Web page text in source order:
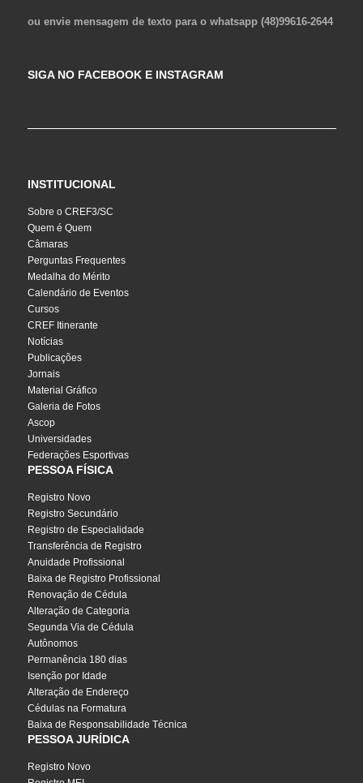
ou envie mensagem de texto para o whatsapp (48)99616-2644
SIGA NO FACEBOOK E INSTAGRAM
INSTITUCIONAL
Sobre o CREF3/SC
Quem é Quem
Câmaras
Perguntas Frequentes
Medalha do Mérito
Calendário de Eventos
Cursos
CREF Itinerante
Notícias
Publicações
Jornais
Material Gráfico
Galeria de Fotos
Ascop
Universidades
Federações Esportivas
PESSOA FÍSICA
Registro Novo
Registro Secundário
Registro de Especialidade
Transferência de Registro
Anuidade Profissional
Baixa de Registro Profissional
Renovação de Cédula
Alteração de Categoria
Segunda Via de Cédula
Autônomos
Permanência 180 dias
Isenção por Idade
Alteração de Endereço
Cédulas na Formatura
Baixa de Responsabilidade Técnica
PESSOA JURÍDICA
Registro Novo